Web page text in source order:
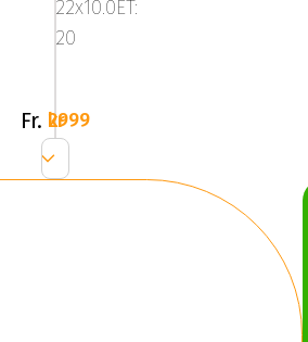
22x10.0ET:
20
Fr. 2999 kr